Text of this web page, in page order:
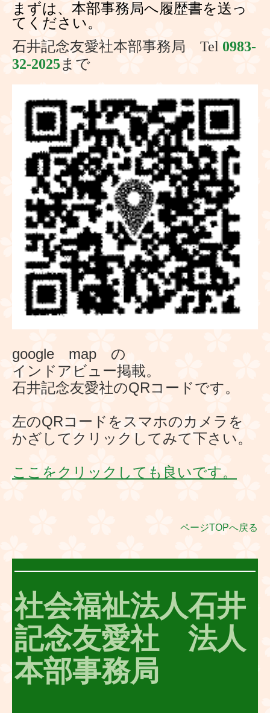
まずは、本部事務局へ履歴書を送っ
てください。
石井記念友愛社本部事務局 Tel 0983-
32-2025まで
google map の
インドアビュー掲載。
石井記念友愛社のQRコードです。
左のQRコードを スマホのカメラを
かざしてクリックしてみて下さい。
ここをクリックしても良いです。
ページTOPへ戻る
社会福祉法人石井
記念友愛社 法人
本部事務局